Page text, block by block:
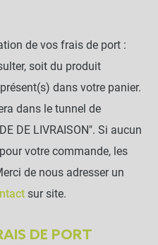
de vos frais de port :
soit du produit
dans votre panier.
dans le tunnel de
DE LIVRAISON". Si aucun
votre commande, les
de nous adresser un
sur site.
DE PORT